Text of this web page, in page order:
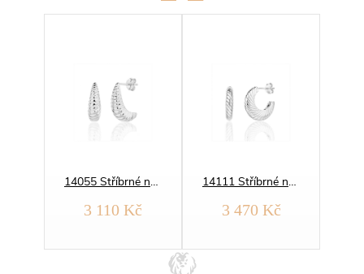
14055 Stříbrné náušnice CROISSANT
3 110 Kč
14111 Stříbrné náušnice CROISSANT
3 470 Kč